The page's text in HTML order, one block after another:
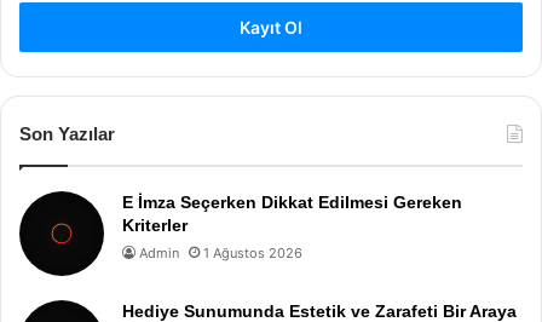
Kayıt Ol
Son Yazılar
E İmza Seçerken Dikkat Edilmesi Gereken
Kriterler
Admin 1 Ağustos 2026
Hediye Sunumunda Estetik ve Zarafeti Bir Araya